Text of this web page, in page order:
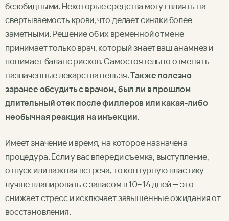
безобидными. Некоторые средства могут влиять на
свертываемость крови, что делает синяки более
заметными. Решение об их временной отмене
принимает только врач, который знает ваш анамнез и
понимает баланс рисков. Самостоятельно отменять
назначенные лекарства нельзя.Также полезно
заранее обсудить с врачом, был ли в прошлом
длительныйотек после филлеров или какая-либо
необычная реакция на инъекции.
Имеет значение и время, на которое назначена
процедура. Если у вас впереди съемка, выступление,
отпуск или важная встреча, то контурную пластику
лучше планировать с запасом в 10–14 дней — это
снижает стресс и исключает завышенные ожидания от
восстановления.